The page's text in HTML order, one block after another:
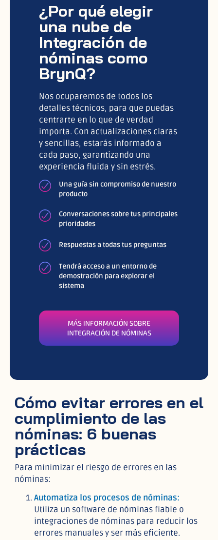
¿Por qué elegir
una nube de
Integración de
nóminas como
BrynQ?
Nos ocuparemos de todos los
detalles técnicos, para que puedas
centrarte en lo que de verdad
importa. Con actualizaciones claras
y sencillas, estarás informado a
cada paso, garantizando una
experiencia fluida y sin estrés.
Una guía sin compromiso de nuestro
producto
Conversaciones sobre tus principales
prioridades
Respuestas a todas tus preguntas
Tendrá acceso a un entorno de
demostración para explorar el
sistema
MÁS INFORMACIÓN SOBRE
INTEGRACIÓN DE NÓMINAS
Cómo evitar errores en el
cumplimiento de las
nóminas: 6 buenas
prácticas
Para minimizar el riesgo de errores en las
nóminas:
Automatiza los procesos de nóminas:
Utiliza un software de nóminas fiable o
integraciones de nóminas para reducir los
errores manuales y ser más eficiente.